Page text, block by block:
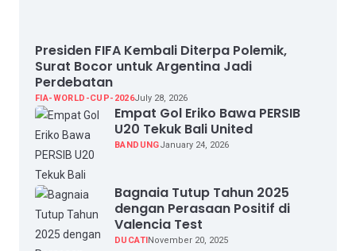
Presiden FIFA Kembali Diterpa Polemik,
Surat Bocor untuk Argentina Jadi
Perdebatan
FIA-WORLD-CUP-2026July 28, 2026
Empat Gol Eriko Bawa PERSIB
U20 Tekuk Bali United
BANDUNGJanuary 24, 2026
Bagnaia Tutup Tahun 2025
dengan Perasaan Positif di
Valencia Test
DUCATINovember 20, 2025